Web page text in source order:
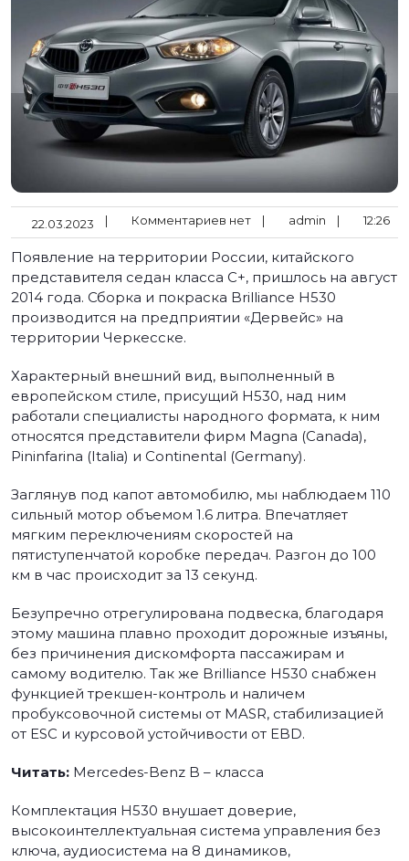
22.03.2023 | Комментариев нет | admin | 12:26
Появление на территории России, китайского
представителя седан класса С+, пришлось на август
2014 года. Сборка и покраска Brilliance Н530
производится на предприятии «Дервейс» на
территории Черкесске.
Характерный внешний вид, выполненный в
европейском стиле, присущий H530, над ним
работали специалисты народного формата, к ним
относятся представители фирм Magna (Canada),
Pininfarina (Italia) и Continental (Germany).
Заглянув под капот автомобилю, мы наблюдаем 110
сильный мотор объемом 1.6 литра. Впечатляет
мягким переключениям скоростей на
пятиступенчатой коробке передач. Разгон до 100
км в час происходит за 13 секунд.
Безупречно отрегулирована подвеска, благодаря
этому машина плавно проходит дорожные изъяны,
без причинения дискомфорта пассажирам и
самому водителю. Так же Brilliance Н530 снабжен
функцией трекшен-контроль и наличем
пробуксовочной системы от MASR, стабилизацией
от ESC и курсовой устойчивости от EBD.
Читать: Mercedes-Benz B – класса
Комплектация Н530 внушает доверие,
высокоинтеллектуальная система управления без
ключа, аудиосистема на 8 динамиков,